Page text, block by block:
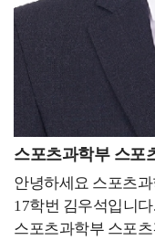
있었습니다. 해외 대
진행되었습니다. 아
유학원의 도움을 받
뒤 메인 서류인 자기
추천서를 한글로 먼
가장 큰 걱정을 했었
경우에 지원 후 입학
분들이 계시다면 학
선택이 될 수 있을 것
진학을 통해 경험한
안녕하세요 스포츠
17학번 김우석입니
스포츠과학부 스포